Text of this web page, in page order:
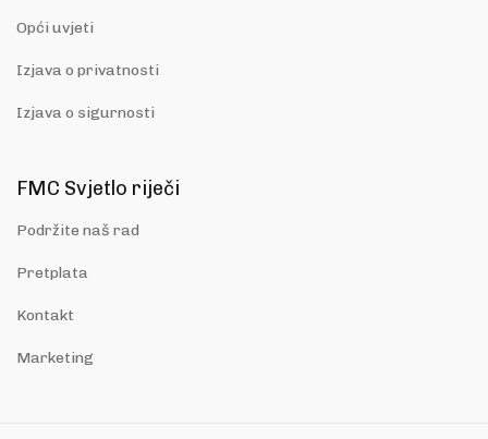
Opći uvjeti
Izjava o privatnosti
Izjava o sigurnosti
FMC Svjetlo riječi
Podržite naš rad
Pretplata
Kontakt
Marketing